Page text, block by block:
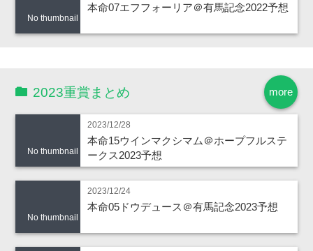
No thumbnail
本命07エフフォーリア＠有馬記念2022予想
more
2023重賞まとめ
No thumbnail
2023/12/28
本命15ウインマクシマム＠ホープフルステ
ークス2023予想
No thumbnail
2023/12/24
本命05ドウデュース＠有馬記念2023予想